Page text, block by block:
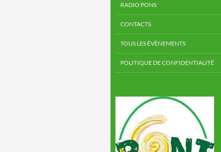
RADIO PONS
CONTACTS
TOUS LES ÉVÈNEMENTS
POLITIQUE DE CONFIDENTIALITÉ